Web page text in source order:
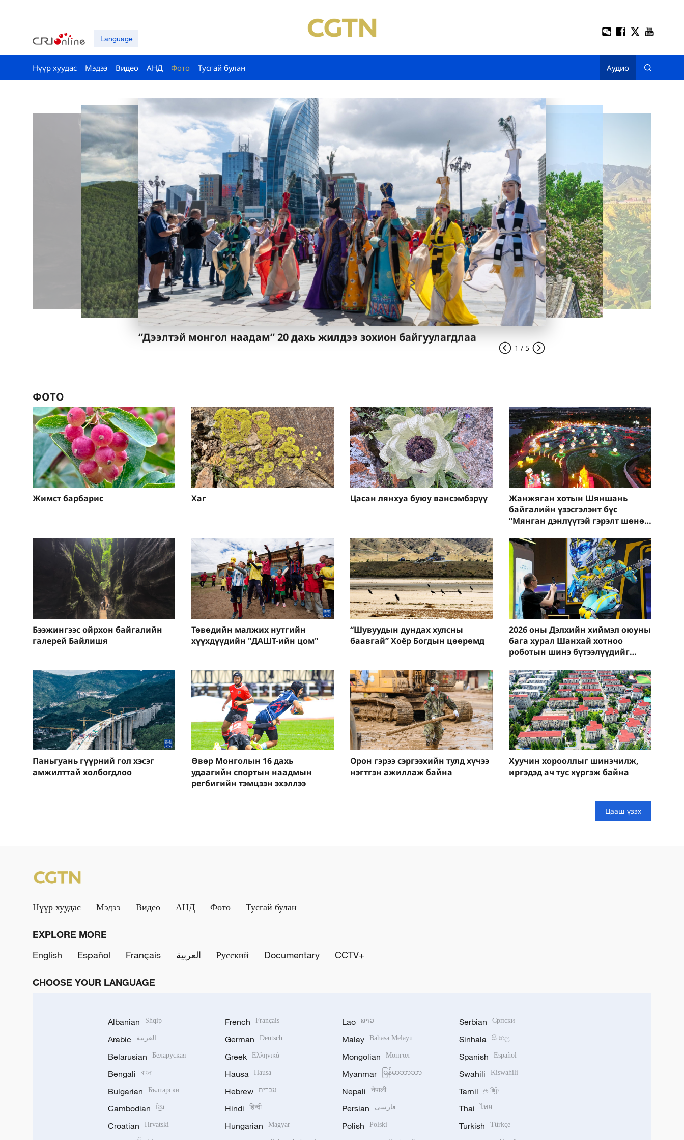
Language
Нүүр хуудас Мэдээ Видео АНД Фото Тусгай булан Аудио
“Дээлтэй монгол наадам” 20 дахь жилдээ зохион байгуулагдлаа
1 / 5
ФОТО
Жимст барбарис Хаг Цасан лянхуа буюу вансэмбэрүү
Жанжяган хотын Шяншань
байгалийн үзэсгэлэнт бүс
“Мянган дэнлүүтэй гэрэлт шөнө”
Бээжингээс ойрхон байгалийн
галерей Байлишя
Төвөдийн малжих нутгийн
хүүхдүүдийн "ДАШТ-ийн цом"
“Шувуудын дундах хулсны
баавгай” Хоёр Богдын цөөрөмд
2026 оны Дэлхийн хиймэл оюуны
бага хурал Шанхай хотноо
роботын шинэ бүтээлүүдийг
Паньгуань гүүрний гол хэсэг
амжилттай холбогдлоо
Өвөр Монголын 16 дахь
удаагийн спортын наадмын
регбигийн тэмцээн эхэллээ
Орон гэрээ сэргээхийн тулд хүчээ
нэгтгэн ажиллаж байна
Хуучин хорооллыг шинэчилж,
иргэдэд ач тус хүргэж байна
Цааш үзэх
Нүүр хуудас Мэдээ Видео АНД Фото Тусгай булан
EXPLORE MORE
English
Español Français العربية Русский Documentary CCTV+
CHOOSE YOUR LANGUAGE
Albanian Shqip
Arabic العربية
Belarusian Беларуская
Bengali বাংলা
Bulgarian Български
Cambodian ខ្មែរ
Croatian Hrvatski
French Français
German Deutsch
Greek Ελληνικά
Hausa Hausa
Hebrew עברית
Hindi हिन्दी
Hungarian Magyar
Lao ລາວ
Malay Bahasa Melayu
Mongolian Монгол
Myanmar မြန်မာဘာသာ
Nepali नेपाली
Persian فارسی
Polish Polski
Serbian Српски
Sinhala සිංහල
Spanish Español
Swahili Kiswahili
Tamil தமிழ்
Thai ไทย
Turkish Türkçe